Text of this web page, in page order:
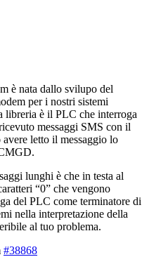
è nata dallo svilupo del
per i nostri sistemi
libreria è il PLC che interroga
messaggi SMS con il
letto il messaggio lo
lunghi è che in testa al
“0” che vengono
del PLC come terminatore di
nella interpretazione della
al tuo problema.
#38868